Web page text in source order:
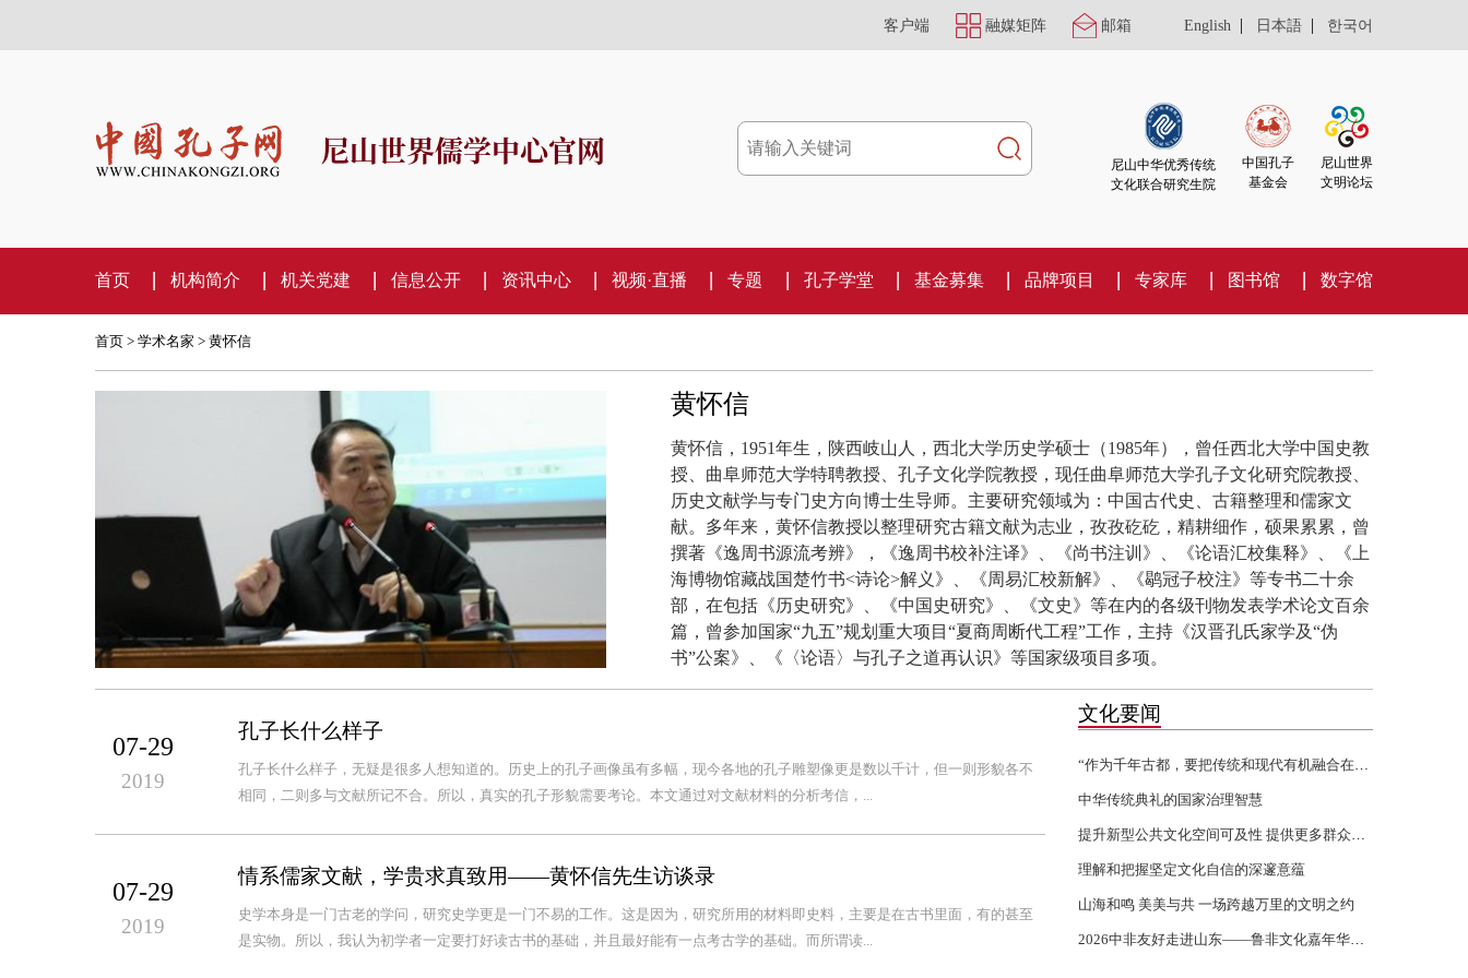
客户端 融媒矩阵 邮箱 English | 日本語 | 한국어
尼山世界儒学中心官网
尼山中华优秀传统
文化联合研究生院
中国孔子
基金会
尼山世界
文明论坛
首页 机构简介 机关党建 信息公开 资讯中心 视频·直播 专题 孔子学堂 基金募集 品牌项目 专家库 图书馆 数字馆
首页 > 学术名家 > 黄怀信
黄怀信
黄怀信，1951年生，陕西岐山人，西北大学历史学硕士（1985年），曾任西北大学中国史教
授、曲阜师范大学特聘教授、孔子文化学院教授，现任曲阜师范大学孔子文化研究院教授、
历史文献学与专门史方向博士生导师。主要研究领域为：中国古代史、古籍整理和儒家文
献。多年来，黄怀信教授以整理研究古籍文献为志业，孜孜矻矻，精耕细作，硕果累累，曾
撰著《逸周书源流考辨》，《逸周书校补注译》、《尚书注训》、《论语汇校集释》、《上
海博物馆藏战国楚竹书<诗论>解义》、《周易汇校新解》、《鹖冠子校注》等专书二十余
部，在包括《历史研究》、《中国史研究》、《文史》等在内的各级刊物发表学术论文百余
篇，曾参加国家“九五”规划重大项目“夏商周断代工程”工作，主持《汉晋孔氏家学及“伪
书”公案》、《〈论语〉与孔子之道再认识》等国家级项目多项。
07-29
2019
孔子长什么样子
孔子长什么样子，无疑是很多人想知道的。历史上的孔子画像虽有多幅，现今各地的孔子雕塑像更是数以千计，但一则形貌各不
相同，二则多与文献所记不合。所以，真实的孔子形貌需要考论。本文通过对文献材料的分析考信，...
07-29
2019
情系儒家文献，学贵求真致用——黄怀信先生访谈录
史学本身是一门古老的学问，研究史学更是一门不易的工作。这是因为，研究所用的材料即史料，主要是在古书里面，有的甚至
是实物。所以，我认为初学者一定要打好读古书的基础，并且最好能有一点考古学的基础。而所谓读...
文化要闻
中华传统典礼的国家治理智慧
理解和把握坚定文化自信的深邃意蕴
山海和鸣 美美与共 一场跨越万里的文明之约